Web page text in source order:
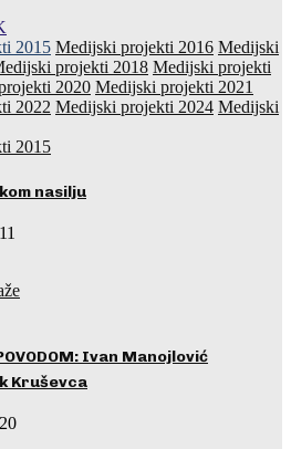
2015 Medijski projekti 2016 Medijski
projekti 2018 Medijski projekti
2020 Medijski projekti 2021
2022 Medijski projekti 2024 Medijski
2015
nasilju
Ivan Manojlović
Kruševca